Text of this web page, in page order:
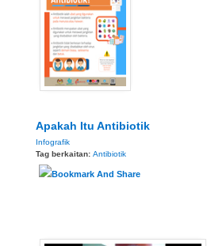
Apakah Itu Antibiotik
Infografik
Tag berkaitan: Antibiotik